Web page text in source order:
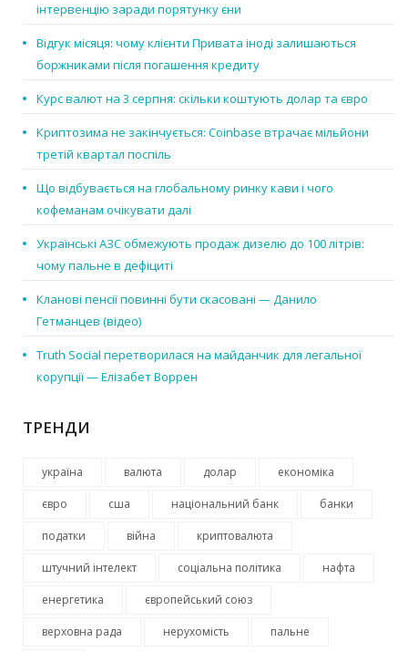
інтервенцію заради порятунку єни
Відгук місяця: чому клієнти Привата іноді залишаються
боржниками після погашення кредиту
Курс валют на 3 серпня: скільки коштують долар та євро
Криптозима не закінчується: Coinbase втрачає мільйони
третій квартал поспіль
Що відбувається на глобальному ринку кави і чого
кофеманам очікувати далі
Українські АЗС обмежують продаж дизелю до 100 літрів:
чому пальне в дефіциті
Кланові пенсії повинні бути скасовані — Данило
Гетманцев (відео)
Truth Social перетворилася на майданчик для легальної
корупції — Елізабет Воррен
ТРЕНДИ
україна валюта долар економіка
євро сша національний банк банки
податки війна криптовалюта
штучний інтелект соціальна політика нафта
енергетика європейський союз
верховна рада нерухомість пальне